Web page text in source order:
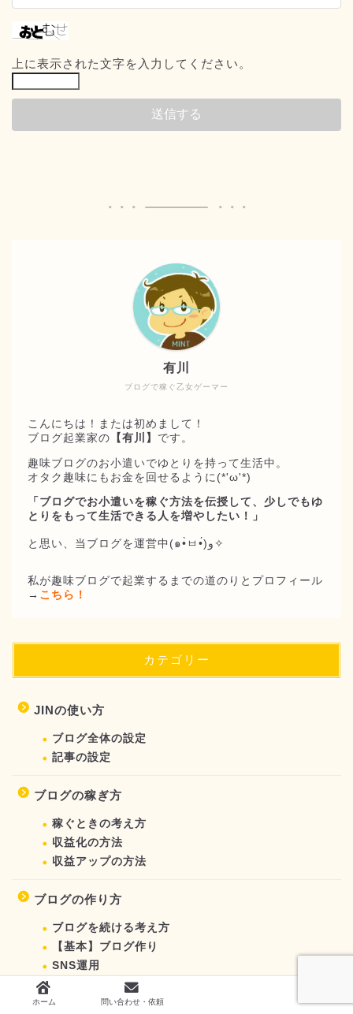
上に表示された文字を入力してください。
ブログで稼ぐ乙女ゲーマー
有川
こんにちは！または初めまして！
ブログ起業家の 【有川】 です。
趣味ブログのお小遣いでゆとりを持って生活中。
オタク趣味にもお金を回せるように(*'ω'*)
「ブログでお小遣いを稼ぐ方法を伝授して、少しでもゆ
とりをもって生活できる人を増やしたい！」
と思い、当ブログを運営中(๑•̀ㅂ•́)و✧
私が趣味ブログで起業するまでの道のりとプロフィール
→ こちら！
カテゴリー
JINの使い方
ブログ全体の設定
記事の設定
ブログの稼ぎ方
稼ぐときの考え方
収益化の方法
収益アップの方法
ブログの作り方
ブログを続ける考え方
【基本】ブログ作り
SNS運用
作業環境を整える
ホーム 問い合わせ・依頼